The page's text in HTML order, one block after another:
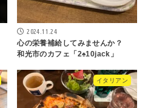
2024.11.24
心の栄養補給してみませんか？
和光市のカフェ「2♠10jack」
イタリアン